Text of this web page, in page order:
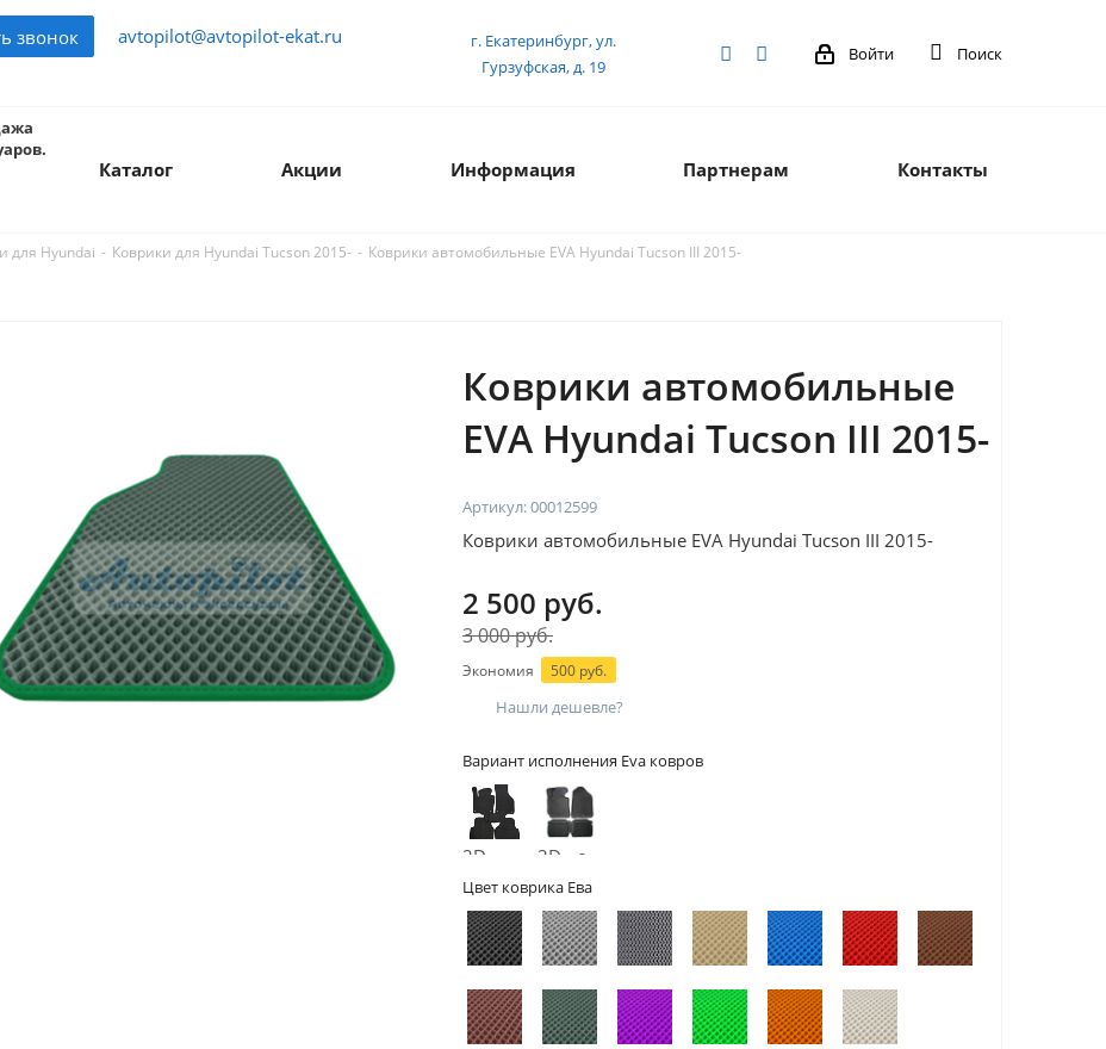
звонок avtopilot@avtopilot-ekat.ru
г. Екатеринбург, ул.
Гурзуфская, д. 19
Войти Поиск
Каталог Акции Информация Партнерам Контакты
для Hyundai - Коврики для Hyundai Tucson 2015- - Коврики автомобильные EVA Hyundai Tucson III 2015-
Коврики автомобильные
EVA Hyundai Tucson III 2015-
Артикул:00012599
Коврики автомобильные EVA Hyundai Tucson III 2015-
2 500 руб.
3 000 руб.
Экономия 500 руб.
Нашли дешевле?
Вариант исполнения Eva ковров
2D -
без
бортов
3D - с
бортами
Цвет коврика Ева